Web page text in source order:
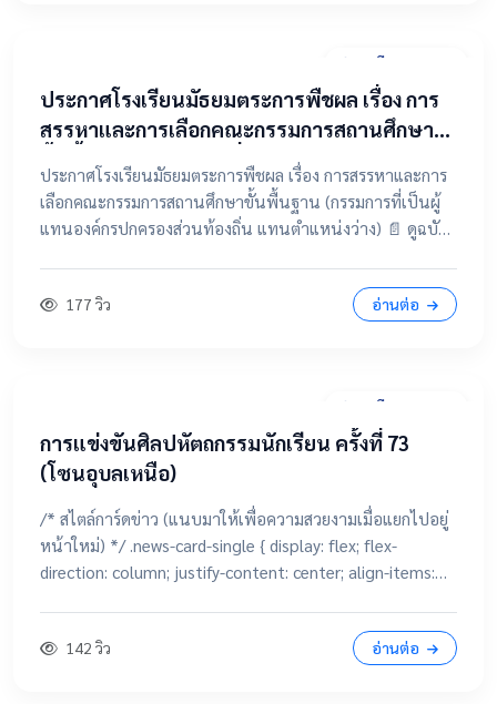
31 มีนาคม 2569
ประกาศโรงเรียนมัธยมตระการพืชผล เรื่อง การ
สรรหาและการเลือกคณะกรรมการสถานศึกษา
ขั้นพื้นฐาน (กรรมการที่เป็นผู้แทนองค์กร
ปกครองส่วนท้องถิ่น แทนตำแหน่งว่าง)
ประกาศโรงเรียนมัธยมตระการพืชผล เรื่อง การสรรหาและการ
เลือกคณะกรรมการสถานศึกษาขั้นพื้นฐาน (กรรมการที่เป็นผู้
แทนองค์กรปกครองส่วนท้องถิ่น แทนตำแหน่งว่าง) 📄 ดูฉบับ
177 วิว อ่านต่อ
28 มีนาคม 2569
การแข่งขันศิลปหัตถกรรมนักเรียน ครั้งที่ 73
(โซนอุบลเหนือ)
/* สไตล์การ์ดข่าว (แนบมาให้เพื่อความสวยงามเมื่อแยกไปอยู่
หน้าใหม่) */ .news-card-single { display: flex; flex-
direction: column; justify-content: center; align-items:
!important; transition: all 0.3s ease; text-align: center;
142 วิว อ่านต่อ